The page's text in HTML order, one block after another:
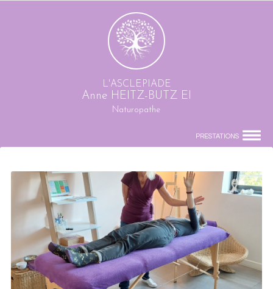
L'ASCLEPIADE
Anne HEITZ-BUTZ EI
Naturopathe
PRESTATIONS